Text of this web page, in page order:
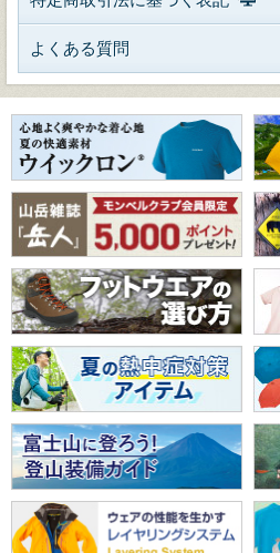
よくある質問